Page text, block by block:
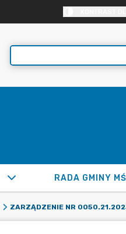
RADA GMINY